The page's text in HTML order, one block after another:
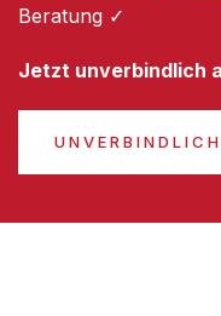
Beratung ✓
Jetzt unverbindlich